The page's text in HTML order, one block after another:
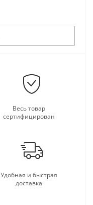
Весь товар
сертифицирован
Удобная и быстрая
доставка